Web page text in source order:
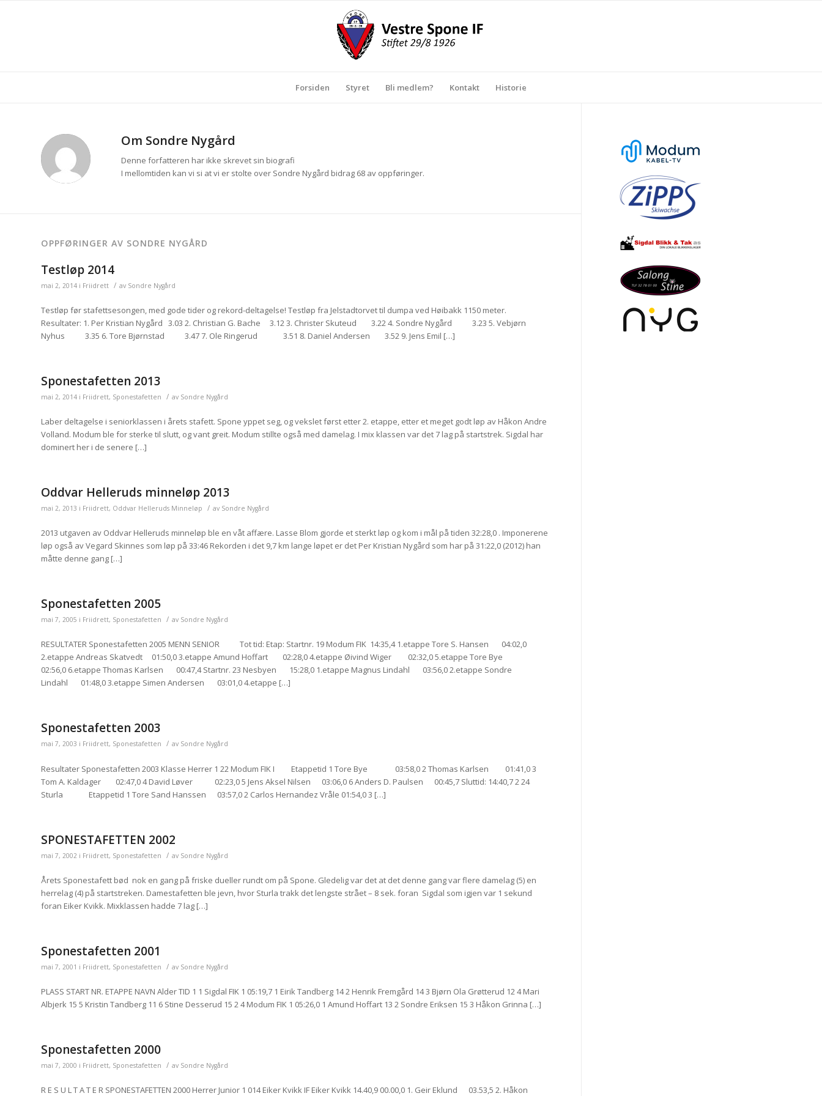
Forsiden Styret Bli medlem? Kontakt Historie
Om Sondre Nygård
Denne forfatteren har ikke skrevet sin biografi
I mellomtiden kan vi si at vi er stolte over Sondre Nygård bidrag 68 av oppføringer.
OPPFØRINGER AV SONDRE NYGÅRD
Testløp 2014
mai 2, 2014 i Friidrett / av Sondre Nygård
Testløp før stafettsesongen, med gode tider og rekord-deltagelse! Testløp fra Jelstadtorvet til dumpa ved Høibakk 1150 meter.
Resultater: 1. Per Kristian Nygård 3.03 2. Christian G. Bache 3.12 3. Christer Skuteud 3.22 4. Sondre Nygård 3.23 5. Vebjørn
Nyhus 3.35 6. Tore Bjørnstad 3.47 7. Ole Ringerud 3.51 8. Daniel Andersen 3.52 9. Jens Emil […]
Sponestafetten 2013
mai 2, 2014 i Friidrett, Sponestafetten / av Sondre Nygård
Laber deltagelse i seniorklassen i årets stafett. Spone yppet seg, og vekslet først etter 2. etappe, etter et meget godt løp av Håkon Andre
Volland. Modum ble for sterke til slutt, og vant greit. Modum stillte også med damelag. I mix klassen var det 7 lag på startstrek. Sigdal har
dominert her i de senere […]
Oddvar Helleruds minneløp 2013
mai 2, 2013 i Friidrett, Oddvar Helleruds Minneløp / av Sondre Nygård
2013 utgaven av Oddvar Helleruds minneløp ble en våt affære. Lasse Blom gjorde et sterkt løp og kom i mål på tiden 32:28,0 . Imponerene
løp også av Vegard Skinnes som løp på 33:46 Rekorden i det 9,7 km lange løpet er det Per Kristian Nygård som har på 31:22,0 (2012) han
måtte denne gang […]
Sponestafetten 2005
mai 7, 2005 i Friidrett, Sponestafetten / av Sondre Nygård
RESULTATER Sponestafetten 2005 MENN SENIOR Tot tid: Etap: Startnr. 19 Modum FIK 14:35,4 1.etappe Tore S. Hansen 04:02,0
2.etappe Andreas Skatvedt 01:50,0 3.etappe Amund Hoffart 02:28,0 4.etappe Øivind Wiger 02:32,0 5.etappe Tore Bye
02:56,0 6.etappe Thomas Karlsen 00:47,4 Startnr. 23 Nesbyen 15:28,0 1.etappe Magnus Lindahl 03:56,0 2.etappe Sondre
Lindahl 01:48,0 3.etappe Simen Andersen 03:01,0 4.etappe […]
Sponestafetten 2003
mai 7, 2003 i Friidrett, Sponestafetten / av Sondre Nygård
Resultater Sponestafetten 2003 Klasse Herrer 1 22 Modum FIK I Etappetid 1 Tore Bye 03:58,0 2 Thomas Karlsen 01:41,0 3
Tom A. Kaldager 02:47,0 4 David Løver 02:23,0 5 Jens Aksel Nilsen 03:06,0 6 Anders D. Paulsen 00:45,7 Sluttid: 14:40,7 2 24
Sturla Etappetid 1 Tore Sand Hanssen 03:57,0 2 Carlos Hernandez Vråle 01:54,0 3 […]
SPONESTAFETTEN 2002
mai 7, 2002 i Friidrett, Sponestafetten / av Sondre Nygård
Årets Sponestafett bød nok en gang på friske dueller rundt om på Spone. Gledelig var det at det denne gang var flere damelag (5) en
herrelag (4) på startstreken. Damestafetten ble jevn, hvor Sturla trakk det lengste strået – 8 sek. foran Sigdal som igjen var 1 sekund
foran Eiker Kvikk. Mixklassen hadde 7 lag […]
Sponestafetten 2001
mai 7, 2001 i Friidrett, Sponestafetten / av Sondre Nygård
PLASS START NR. ETAPPE NAVN Alder TID 1 1 Sigdal FIK 1 05:19,7 1 Eirik Tandberg 14 2 Henrik Fremgård 14 3 Bjørn Ola Grøtterud 12 4 Mari
Albjerk 15 5 Kristin Tandberg 11 6 Stine Desserud 15 2 4 Modum FIK 1 05:26,0 1 Amund Hoffart 13 2 Sondre Eriksen 15 3 Håkon Grinna […]
Sponestafetten 2000
mai 7, 2000 i Friidrett, Sponestafetten / av Sondre Nygård
R E S U L T A T E R SPONESTAFETTEN 2000 Herrer Junior 1 014 Eiker Kvikk IF Eiker Kvikk 14.40,9 00.00,0 1. Geir Eklund 03.53,5 2. Håkon